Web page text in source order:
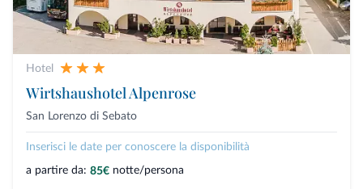
Hotel
Wirtshaushotel Alpenrose
San Lorenzo di Sebato
Inserisci le date per conoscere la disponibilità
a partire da: 85€ notte/persona